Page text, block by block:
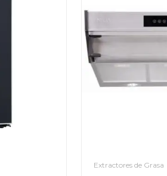
Extractores de Grasa